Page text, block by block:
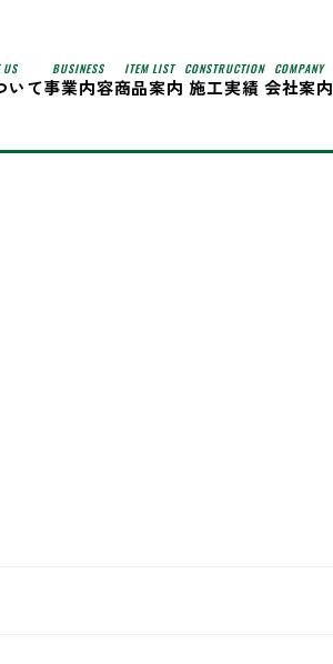
US
いて
BUSINESS
事業内容
ITEM LIST
商品案内
CONSTRUCTION
施工実績
COMPANY
会社案内